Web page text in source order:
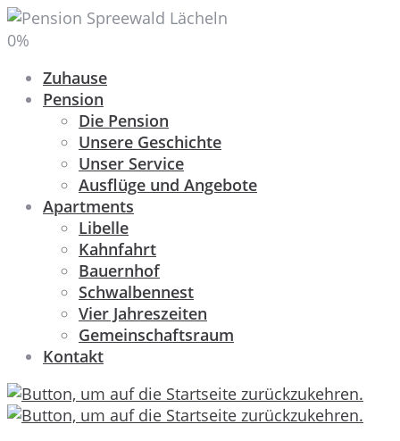
0%
Zuhause
Pension
Die Pension
Unsere Geschichte
Unser Service
Ausflüge und Angebote
Apartments
Libelle
Kahnfahrt
Bauernhof
Schwalbennest
Vier Jahreszeiten
Gemeinschaftsraum
Kontakt